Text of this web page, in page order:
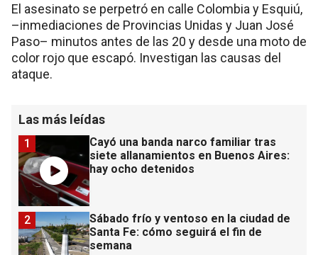
El asesinato se perpetró en calle Colombia y Esquiú,
–inmediaciones de Provincias Unidas y Juan José
Paso– minutos antes de las 20 y desde una moto de
color rojo que escapó. Investigan las causas del
ataque.
Las más leídas
Cayó una banda narco familiar tras
siete allanamientos en Buenos Aires:
hay ocho detenidos
1
Sábado frío y ventoso en la ciudad de
Santa Fe: cómo seguirá el fin de
semana
2